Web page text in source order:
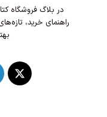
در بلاگ فروشگاه
راهنمای خرید،
X